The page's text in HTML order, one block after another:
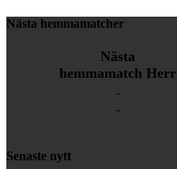
Nästa hemmamatcher
Nästa
hemmamatch Herr
-
-
Senaste nytt